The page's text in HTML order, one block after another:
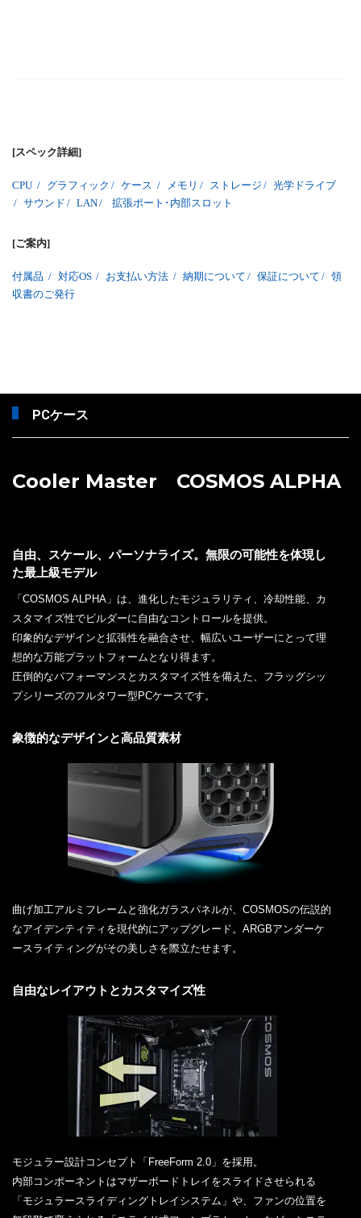
[スペック詳細]
CPU / グラフィック / ケース / メモリ / ストレージ / 光学ドライブ
/ サウンド / LAN/ 拡張ポート･内部スロット
[ご案内]
付属品 / 対応OS / お支払い方法 / 納期について / 保証について / 領
収書のご発行
PCケース
Cooler Master COSMOS ALPHA
自由、スケール、パーソナライズ。無限の可能性を体現し
た最上級モデル
「COSMOS ALPHA」は、進化したモジュラリティ、冷却性能、カ
スタマイズ性でビルダーに自由なコントロールを提供。
印象的なデザインと拡張性を融合させ、幅広いユーザーにとって理
想的な万能プラットフォームとなり得ます。
圧倒的なパフォーマンスとカスタマイズ性を備えた、フラッグシッ
プシリーズのフルタワー型PCケースです。
象徴的なデザインと高品質素材
曲げ加工アルミフレームと強化ガラスパネルが、COSMOSの伝説的
なアイデンティティを現代的にアップグレード。ARGBアンダーケ
ースライティングがその美しさを際立たせます。
自由なレイアウトとカスタマイズ性
モジュラー設計コンセプト「FreeForm 2.0」を採用。
内部コンポーネントはマザーボードトレイをスライドさせられる
「モジュラースライディングトレイシステム」や、ファンの位置を